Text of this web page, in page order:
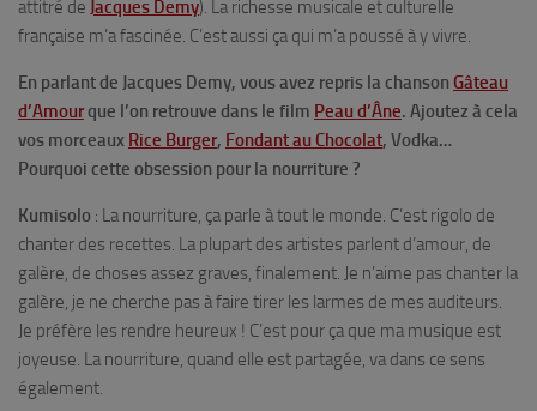
attitré de Jacques Demy). La richesse musicale et culturelle
française m’a fascinée. C’est aussi ça qui m’a poussé à y vivre.
En parlant de Jacques Demy, vous avez repris la chanson Gâteau
d’Amourque l’on retrouve dans le film Peau d’Âne. Ajoutez à cela
vos morceaux Rice Burger, Fondant au Chocolat, Vodka…
Pourquoi cette obsession pour la nourriture ?
Kumisolo : La nourriture, ça parle à tout le monde. C’est rigolo de
chanter des recettes. La plupart des artistes parlent d’amour, de
galère, de choses assez graves, finalement. Je n’aime pas chanter la
galère, je ne cherche pas à faire tirer les larmes de mes auditeurs.
Je préfère les rendre heureux ! C’est pour ça que ma musique est
joyeuse. La nourriture, quand elle est partagée, va dans ce sens
également.